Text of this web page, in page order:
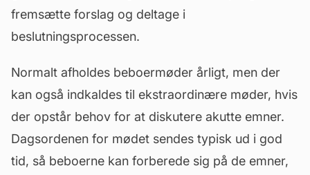
fremsætte forslag og deltage i
beslutningsprocessen.
Normalt afholdes beboermøder årligt, men der
kan også indkaldes til ekstraordinære møder, hvis
der opstår behov for at diskutere akutte emner.
Dagsordenen for mødet sendes typisk ud i god
tid, så beboerne kan forberede sig på de emner,